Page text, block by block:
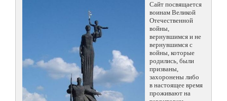
Сайт посвящается
воинам Великой
Отечественной
войны,
вернувшимся и не
вернувшимся с
войны, которые
родились, были
призваны,
захоронены либо
в настоящее время
проживают на